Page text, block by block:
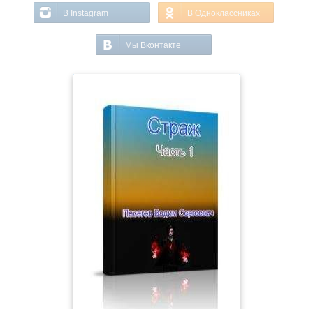
В Instagram В Одноклассниках
Мы Вконтакте